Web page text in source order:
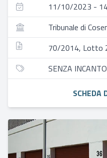
11/10/2023 -
Tribunale di
70/2014, Lotto
SENZA INCANTO
SCHEDA